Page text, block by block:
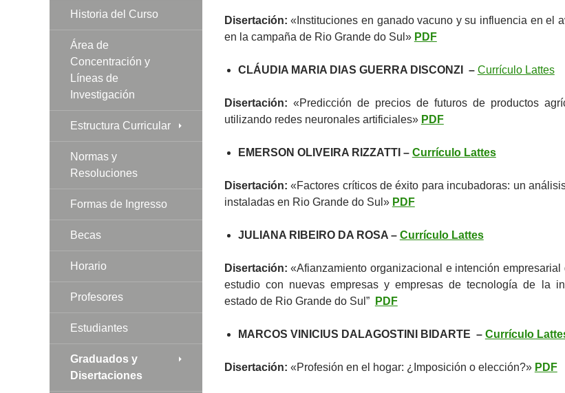
Disertación: «Instituciones en ganado vacuno y su influencia en el
en la campaña de Rio Grande do Sul» PDF
CLÁUDIA MARIA DIAS GUERRA DISCONZI – Currículo Lattes
Disertación: «Predicción de precios de futuros de productos
utilizando redes neuronales artificiales» PDF
EMERSON OLIVEIRA RIZZATTI – Currículo Lattes
Disertación: «Factores críticos de éxito para incubadoras: un
instaladas en Rio Grande do Sul» PDF
JULIANA RIBEIRO DA ROSA – Currículo Lattes
Disertación: «Afianzamiento organizacional e intención empresarial
estudio con nuevas empresas y empresas de tecnología de la
estado de Rio Grande do Sul”
PDF
MARCOS VINICIUS DALAGOSTINI BIDARTE – Currículo
Disertación: «Profesión en el hogar: ¿Imposición o elección?» PDF
Historia del Curso
Área de
Concentración y
Líneas de
Investigación
Estructura Curricular
Normas y
Resoluciones
Formas de Ingresso
Becas
Horario
Profesores
Estudiantes
Graduados y
Disertaciones